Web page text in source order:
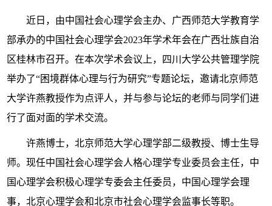
近日，由中国社会心理学会主办、广西师范大学教育学
部承办的中国社会心理学会2023年学术年会在广西壮族自治
区桂林市召开。在本次学术会议上，四川大学公共管理学院
举办了“困境群体心理与行为研究”专题论坛，邀请北京师范
大学许燕教授作为点评人，并与参与论坛的老师与同学们进
行了面对面的学术交流。
许燕博士，北京师范大学心理学部二级教授、博士生导
师。现任中国社会心理学会人格心理学专业委员会主任，中
国心理学会积极心理学专委会主任委员，中国心理学会理
事，北京心理学会和北京市社会心理学会监事长等职。